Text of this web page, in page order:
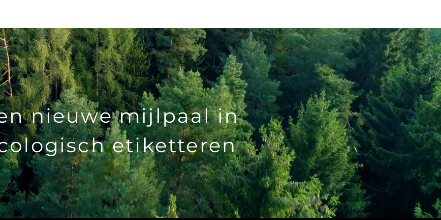
nieuwe mijlpaal in
etiketteren